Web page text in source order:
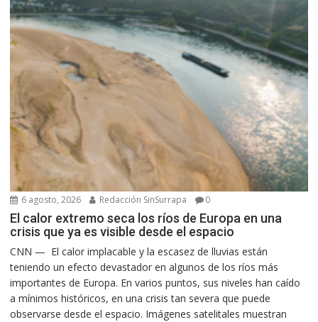
6 agosto, 2026 Redacción SinSurrapa 0
El calor extremo seca los ríos de Europa en una
crisis que ya es visible desde el espacio
CNN — El calor implacable y la escasez de lluvias están
teniendo un efecto devastador en algunos de los ríos más
importantes de Europa. En varios puntos, sus niveles han caído
a mínimos históricos, en una crisis tan severa que puede
observarse desde el espacio. Imágenes satelitales muestran